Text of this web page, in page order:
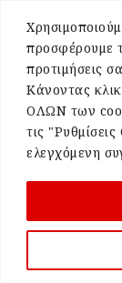
προσφέρουμε
προτιμήσεις
Κάνοντας
ΟΛΩΝ των
τις
ελεγχόμενη